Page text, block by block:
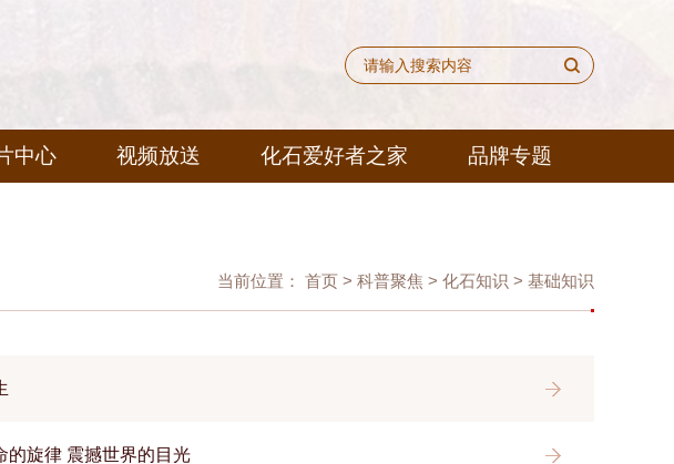
中心 视频放送 化石爱好者之家 品牌专题
当前位置： 首页> 科普聚焦 > 化石知识 > 基础知识
的旋律 震撼世界的目光